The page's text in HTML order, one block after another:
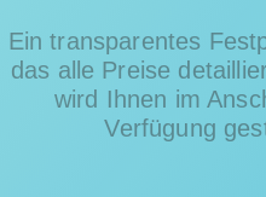
Ein transparentes
das alle Preise
wird Ihnen im
Verfügung